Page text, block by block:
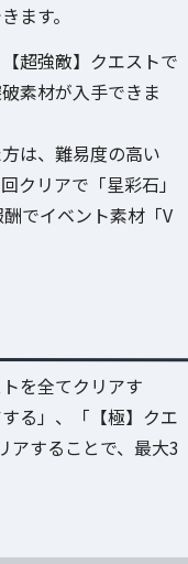
ます。
超強敵】クエストで
素材が入手できま
は、難易度の高い
クリアで「星彩石」
でイベント素材「V
を全てクリアす
る」、「【極】クエ
アすることで、最大3